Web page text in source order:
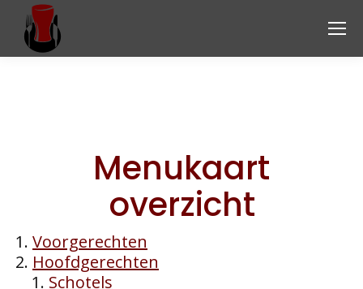
Menukaart
overzicht
Voorgerechten
Hoofdgerechten
Schotels